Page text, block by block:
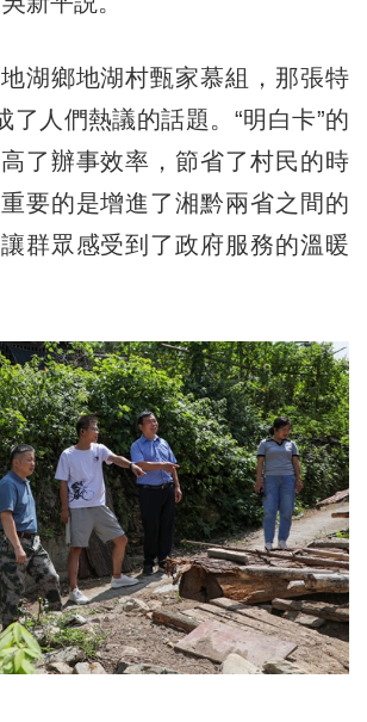
鄉地湖村甄家慕組，那張特
了人們熱議的話題。“明白卡”的
了辦事效率，節省了村民的時
要的是增進了湘黔兩省之間的
群眾感受到了政府服務的溫暖